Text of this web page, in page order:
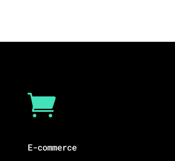

E-commerce